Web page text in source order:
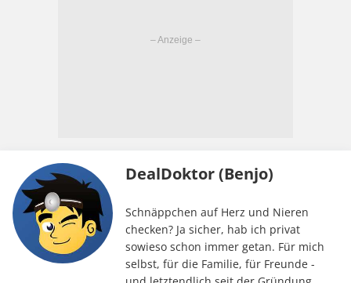
DealDoktor (Benjo)
Schnäppchen auf Herz und Nieren
checken? Ja sicher, hab ich privat
sowieso schon immer getan. Für mich
selbst, für die Familie, für Freunde -